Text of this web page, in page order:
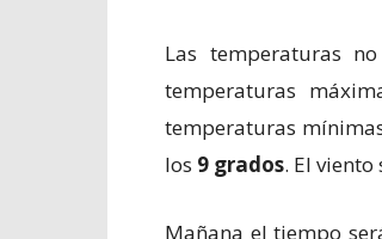
Las temperaturas
temperaturas
temperaturas
los 9 grados. El
Mañana el tiempo